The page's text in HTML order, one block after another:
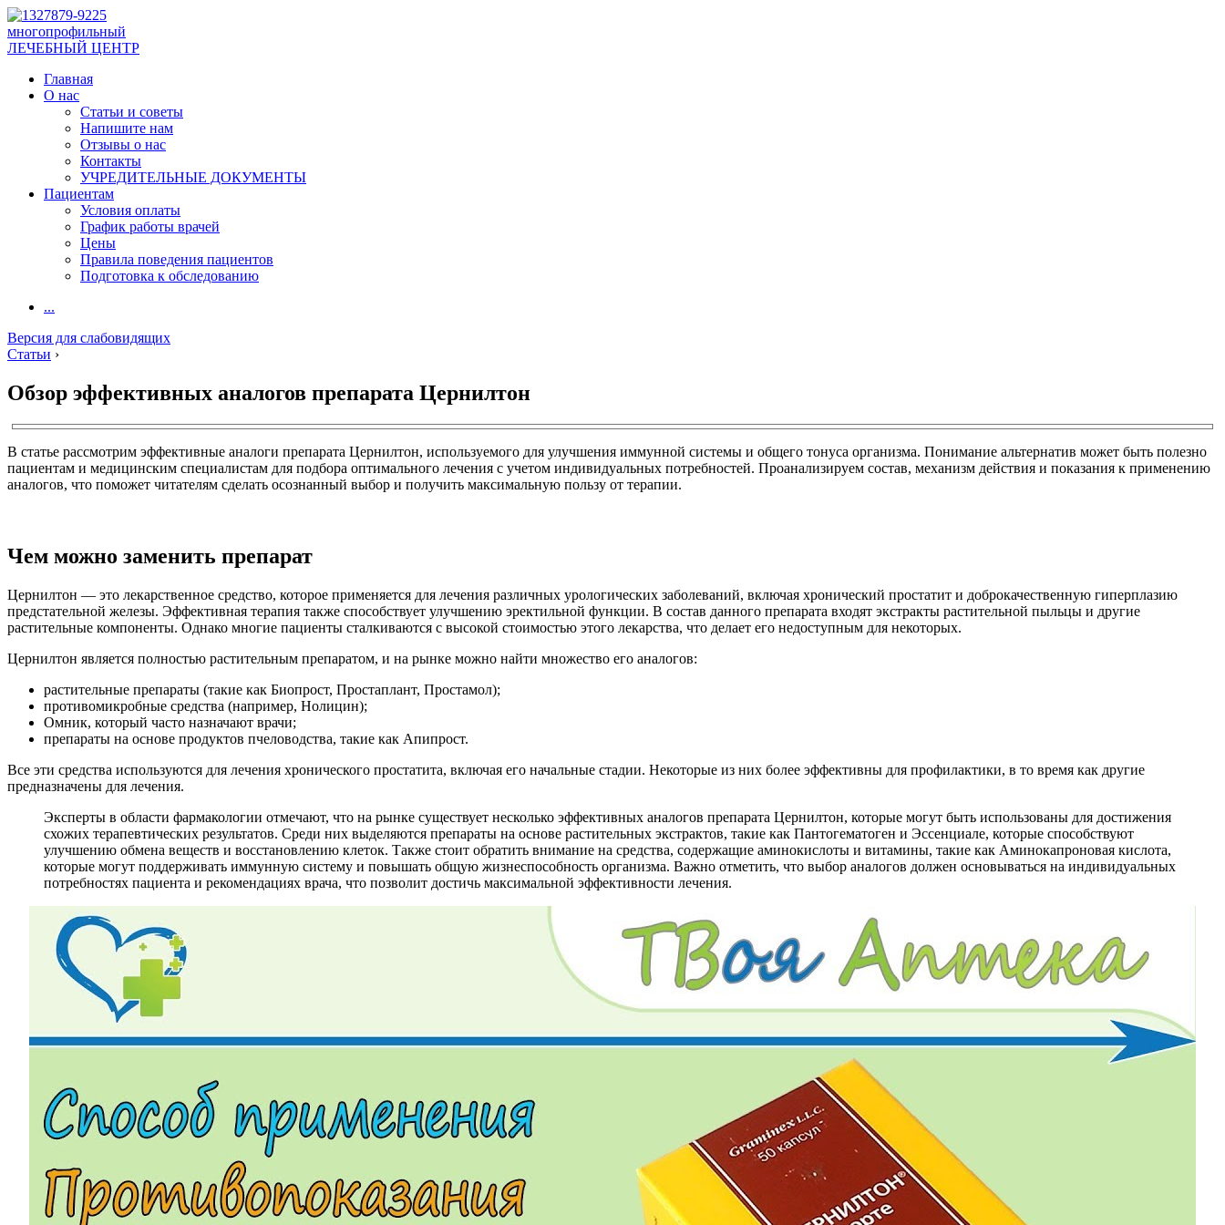
многопрофильный
ЛЕЧЕБНЫЙ ЦЕНТР
Главная
О нас
Статьи и советы
Напишите нам
Отзывы о нас
Контакты
УЧРЕДИТЕЛЬНЫЕ ДОКУМЕНТЫ
Пациентам
Условия оплаты
График работы врачей
Цены
Правила поведения пациентов
Подготовка к обследованию
...
Версия для слабовидящих
Статьи ›
Обзор эффективных аналогов препарата Цернилтон
В статье рассмотрим эффективные аналоги препарата Цернилтон, используемого для улучшения иммунной системы и общего тонуса организма. Понимание альтернатив может быть полезно
пациентам и медицинским специалистам для подбора оптимального лечения с учетом индивидуальных потребностей. Проанализируем состав, механизм действия и показания к применению
аналогов, что поможет читателям сделать осознанный выбор и получить максимальную пользу от терапии.
Чем можно заменить препарат
Цернилтон — это лекарственное средство, которое применяется для лечения различных урологических заболеваний, включая хронический простатит и доброкачественную гиперплазию
предстательной железы. Эффективная терапия также способствует улучшению эректильной функции. В состав данного препарата входят экстракты растительной пыльцы и другие
растительные компоненты. Однако многие пациенты сталкиваются с высокой стоимостью этого лекарства, что делает его недоступным для некоторых.
Цернилтон является полностью растительным препаратом, и на рынке можно найти множество его аналогов:
растительные препараты (такие как Биопрост, Простаплант, Простамол);
противомикробные средства (например, Нолицин);
Омник, который часто назначают врачи;
препараты на основе продуктов пчеловодства, такие как Апипрост.
Все эти средства используются для лечения хронического простатита, включая его начальные стадии. Некоторые из них более эффективны для профилактики, в то время как другие
предназначены для лечения.
Эксперты в области фармакологии отмечают, что на рынке существует несколько эффективных аналогов препарата Цернилтон, которые могут быть использованы для достижения
схожих терапевтических результатов. Среди них выделяются препараты на основе растительных экстрактов, такие как Пантогематоген и Эссенциале, которые способствуют
улучшению обмена веществ и восстановлению клеток. Также стоит обратить внимание на средства, содержащие аминокислоты и витамины, такие как Аминокапроновая кислота,
которые могут поддерживать иммунную систему и повышать общую жизнеспособность организма. Важно отметить, что выбор аналогов должен основываться на индивидуальных
потребностях пациента и рекомендациях врача, что позволит достичь максимальной эффективности лечения.